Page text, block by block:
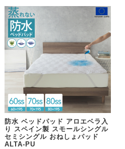
防水 ベッドパッド アロエベラ入
り スペイン製 スモールシングル
セミシングル おねしょパッド
ALTA-PU